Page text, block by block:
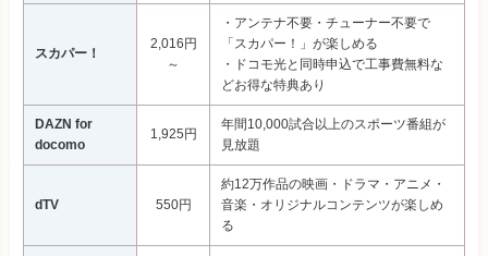
スカパー！
2,016円
～
・アンテナ不要・チューナー不要で
「スカパー！」が楽しめる
・ドコモ光と同時申込で工事費無料な
どお得な特典あり
DAZN for
docomo
1,925円
年間10,000試合以上のスポーツ番組が
見放題
dTV 550円
約12万作品の映画・ドラマ・アニメ・
音楽・オリジナルコンテンツが楽しめ
る